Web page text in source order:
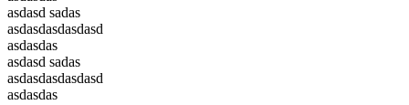
asdasd sadas
asdasdasdasdasd
asdasdas
asdasd sadas
asdasdasdasdasd
asdasdas